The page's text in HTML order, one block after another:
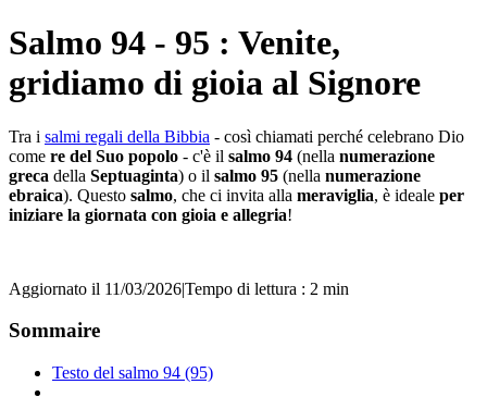
Salmo 94 - 95 : Venite,
gridiamo di gioia al Signore
Tra i salmi regali della Bibbia - così chiamati perché celebrano Dio
come re del Suo popolo - c'è il salmo 94 (nella numerazione
greca della Septuaginta) o il salmo 95 (nella numerazione
ebraica). Questo salmo, che ci invita alla meraviglia, è ideale per
iniziare la giornata con gioia e allegria!
Aggiornato il 11/03/2026|Tempo di lettura : 2 min
Sommaire
Testo del salmo 94 (95)